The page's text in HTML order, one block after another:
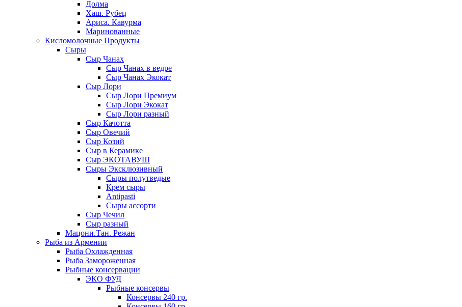
Долма
Хаш. Рубец
Ариса. Кавурма
Маринованные
Кисломолочные Продукты
Сыры
Сыр Чанах
Сыр Чанах в ведре
Сыр Чанах Экокат
Сыр Лори
Сыр Лори Премиум
Сыр Лори Экокат
Сыр Лори разный
Сыр Качотта
Сыр Овечий
Сыр Козий
Сыр в Керамике
Сыр ЭКОТАВУШ
Сыры Эксклюзивный
Сыры полутведые
Крем сыры
Antipasti
Сыры ассорти
Сыр Чечил
Сыр разный
Мацони.Тан. Режан
Рыба из Армении
Рыба Охлажденная
Рыба Замороженная
Рыбные консервации
ЭКО ФУД
Рыбные консервы
Консервы 240 гр.